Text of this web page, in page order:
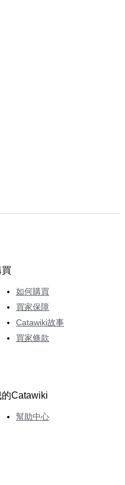
買
如何購買
買家保障
Catawiki故事
買家條款
的Catawiki
幫助中心